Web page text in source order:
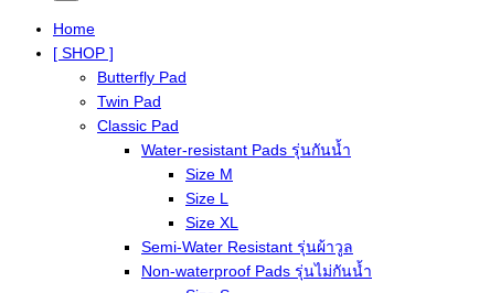
Home
[ SHOP ]
Butterfly Pad
Twin Pad
Classic Pad
Water-resistant Pads รุ่นกันน้ำ
Size M
Size L
Size XL
Semi-Water Resistant รุ่นผ้าวูล
Non-waterproof Pads รุ่นไม่กันน้ำ